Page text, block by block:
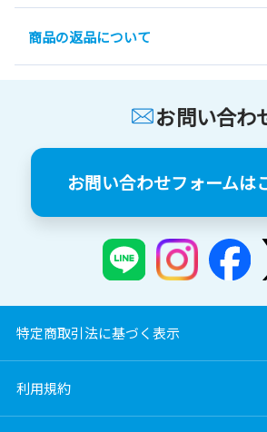
商品の返品について
お問い合わ
お問い合わせフォームは
特定商取引法に基づく表示
利用規約